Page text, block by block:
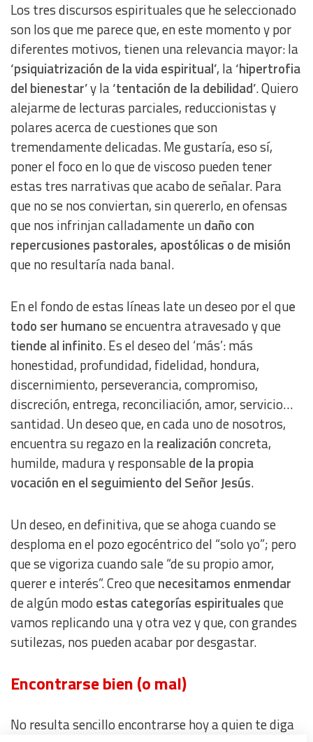
Los tres discursos espirituales que he seleccionado
son los que me parece que, en este momento y por
diferentes motivos, tienen una relevancia mayor: la
‘psiquiatrización de la vida espiritual’, la‘hipertrofia
del bienestar’y la‘tentación de la debilidad’. Quiero
alejarme de lecturas parciales, reduccionistas y
polares acerca de cuestiones que son
tremendamente delicadas. Me gustaría, eso sí,
poner el foco en lo que de viscoso pueden tener
estas tres narrativas que acabo de señalar. Para
que no se nos conviertan, sin quererlo, en ofensas
que nos infrinjan calladamente undaño con
repercusiones pastorales, apostólicas o de misión
que no resultaría nada banal.
En el fondo de estas líneas late un deseo por el que
todo ser humanose encuentra atravesado y que
tiende al infinito. Es el deseo del ‘más’: más
honestidad, profundidad, fidelidad, hondura,
discernimiento, perseverancia, compromiso,
discreción, entrega, reconciliación, amor, servicio…
santidad. Un deseo que, en cada uno de nosotros,
encuentra su regazo en larealizaciónconcreta,
humilde, madura y responsablede la propia
vocación en el seguimiento del Señor Jesús.
Un deseo, en definitiva, que se ahoga cuando se
desploma en el pozo egocéntrico del “solo yo”; pero
que se vigoriza cuando sale “de su propio amor,
querer e interés”. Creo quenecesitamos enmendar
de algún modo estas categorías espiritualesque
vamos replicando una y otra vez y que, con grandes
sutilezas, nos pueden acabar por desgastar.
Encontrarse bien (o mal)
No resulta sencillo encontrarse hoy a quien te diga